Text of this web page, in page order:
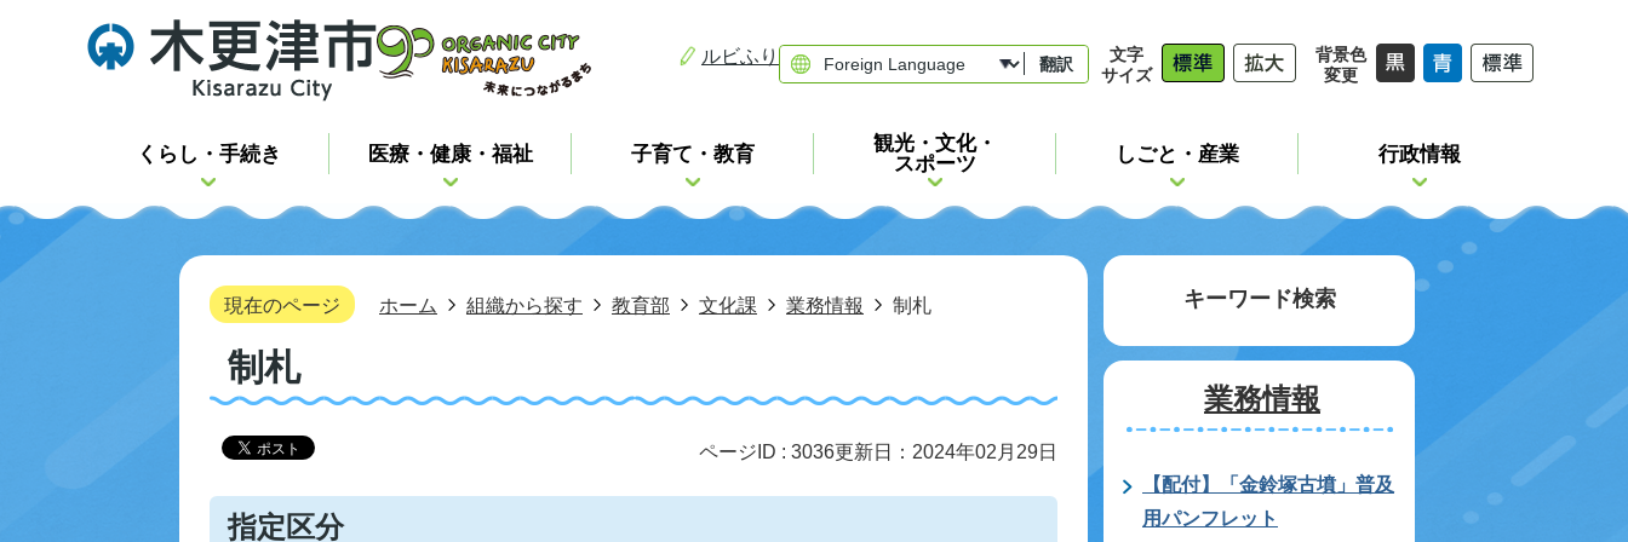
ルビふり 翻訳
文字
サイズ
背景色
変更
くらし・手続き 医療・健康・福祉 子育て・教育
観光・文化・
スポーツ
しごと・産業 行政情報
現在のページ ホーム 組織から探す 教育部 文化課 業務情報 制札
制札
ページID : 3036更新日：2024年02月29日
指定区分
キーワード検索
業務情報
【配付】「金鈴塚古墳」普及
用パンフレット